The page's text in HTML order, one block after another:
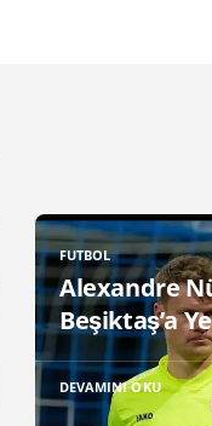
FUTBOL
Alexandre
Beşiktaş’a
DEVAMINI OKU